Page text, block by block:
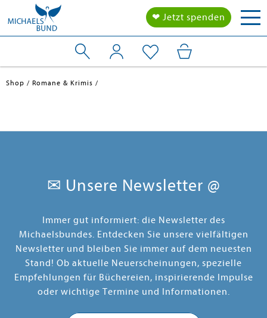
❤ Jetzt spenden
Shop Romane & Krimis
✉ Unsere Newsletter @
Immer gut informiert: die Newsletter des
Michaelsbundes. Entdecken Sie unsere vielfältigen
Newsletter und bleiben Sie immer auf dem neuesten
Stand! Ob aktuelle Neuerscheinungen, spezielle
Empfehlungen für Büchereien, inspirierende Impulse
oder wichtige Termine und Informationen.